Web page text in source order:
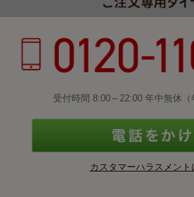
受付時間 8:00～22:00 年中無休（
カスタマーハラスメント